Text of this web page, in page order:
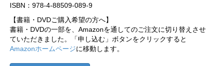
ISBN：978-4-88509-089-9
【書籍・DVDご購入希望の方へ】
書籍・DVDの一部を、Amazonを通してのご注文に切り替えさせ
ていただきました。「申し込む」ボタンをクリックすると
Amazonホームページに移動します。